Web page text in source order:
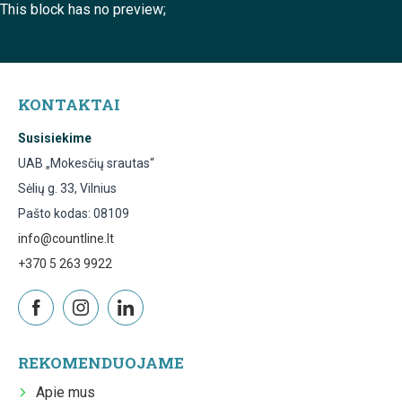
This block has no preview;
KONTAKTAI
Susisiekime
UAB „Mokesčių srautas“
Sėlių g. 33, Vilnius
Pašto kodas: 08109
info@countline.lt
+370 5 263 9922
REKOMENDUOJAME
Apie mus